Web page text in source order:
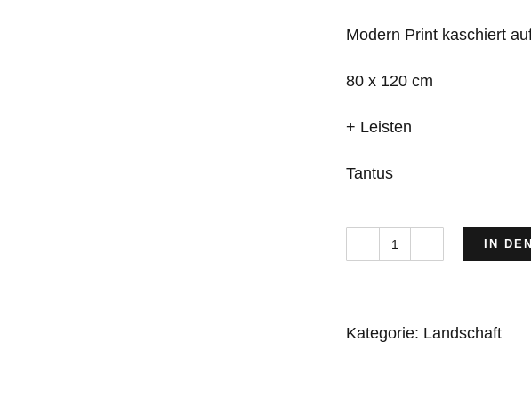
Modern Print kaschiert
80 x 120 cm
+ Leisten
Tantus
Strandkörbe
IN
Kategorie: Landschaft